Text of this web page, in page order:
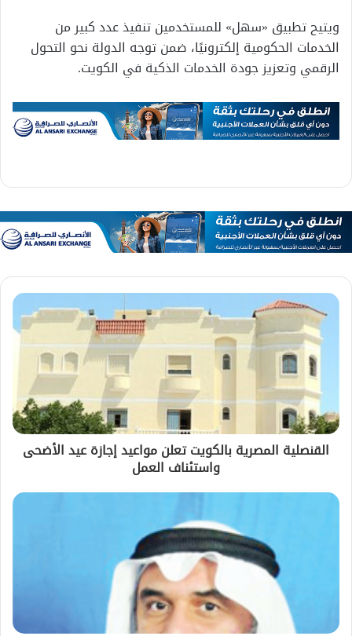
ويتيح تطبيق «سهل» للمستخدمين تنفيذ عدد كبير من
الخدمات الحكومية إلكترونيًا، ضمن توجه الدولة نحو التحول
الرقمي وتعزيز جودة الخدمات الذكية في الكويت.
القنصلية المصرية بالكويت تعلن مواعيد إجازة عيد الأضحى
واستئناف العمل